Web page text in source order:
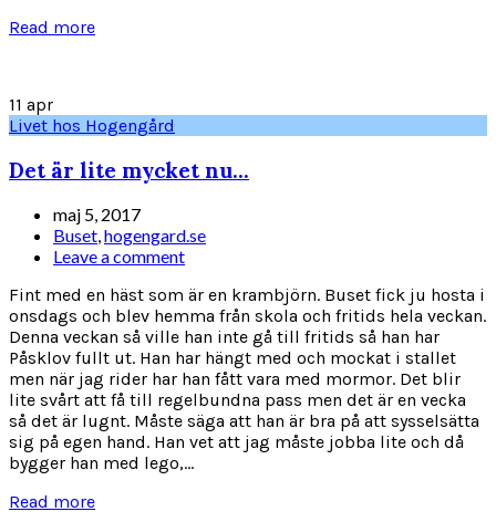
Read more
11 apr
Livet hos Hogengård
Det är lite mycket nu…
maj 5, 2017
Buset,hogengard.se
Leave a comment
Fint med en häst som är en krambjörn. Buset fick ju hosta i
onsdags och blev hemma från skola och fritids hela veckan.
Denna veckan så ville han inte gå till fritids så han har
Påsklov fullt ut. Han har hängt med och mockat i stallet
men när jag rider har han fått vara med mormor. Det blir
lite svårt att få till regelbundna pass men det är en vecka
så det är lugnt. Måste säga att han är bra på att sysselsätta
sig på egen hand. Han vet att jag måste jobba lite och då
bygger han med lego,...
Read more